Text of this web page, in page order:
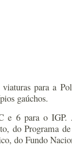
viaturas para
gaúchos.
6 para o IGP.
do Programa
do Fundo